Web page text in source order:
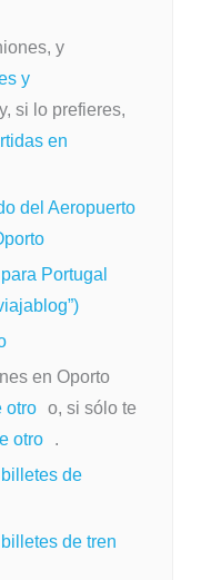
y
y
y, si lo prefieres,
en
del Aeropuerto
Portugal
en Oporto
otro
o, si sólo te
otro
.
de
de tren